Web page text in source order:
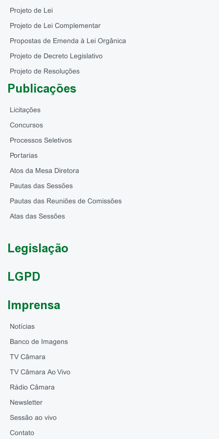
Projeto de Lei
Projeto de Lei Complementar
Propostas de Emenda à Lei Orgânica
Projeto de Decreto Legislativo
Projeto de Resoluções
Publicações
Licitações
Concursos
Processos Seletivos
Portarias
Atos da Mesa Diretora
Pautas das Sessões
Pautas das Reuniões de Comissões
Atas das Sessões
Legislação
LGPD
Imprensa
Notícias
Banco de Imagens
TV Câmara
TV Câmara Ao Vivo
Rádio Câmara
Newsletter
Sessão ao vivo
Contato